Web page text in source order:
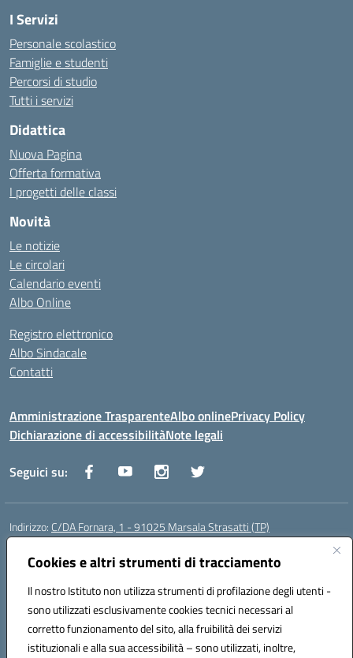
Cookies e altri strumenti di tracciamento
Il nostro Istituto non utilizza strumenti di profilazione degli utenti -
sono utilizzati esclusivamente cookies tecnici necessari al
corretto funzionamento del sito, alla fruibilità dei servizi
istituzionali e alla sua accessibilità – sono utilizzati, inoltre,
I Servizi
Personale scolastico
Famiglie e studenti
Percorsi di studio
Tutti i servizi
Didattica
Nuova Pagina
Offerta formativa
I progetti delle classi
Novità
Le notizie
Le circolari
Calendario eventi
Albo Online
Registro elettronico
Albo Sindacale
Contatti
Amministrazione TrasparenteAlbo onlinePrivacy Policy
Dichiarazione di accessibilitàNote legali
Seguici su:
Indirizzo: C/DA Fornara, 1 - 91025 Marsala Strasatti (TP)
Centralino:
Posta elettronica certificata (PEC):tpic81600v@pec.istruzione.it
Codice fiscale: 82006360810
Codice meccanografico:TPIC81600V
Codice Indice delle Pubbliche Amministrazioni (IPA): istsc_tpic81600v
Codice unico di fatturazione (CUF): UFODYY